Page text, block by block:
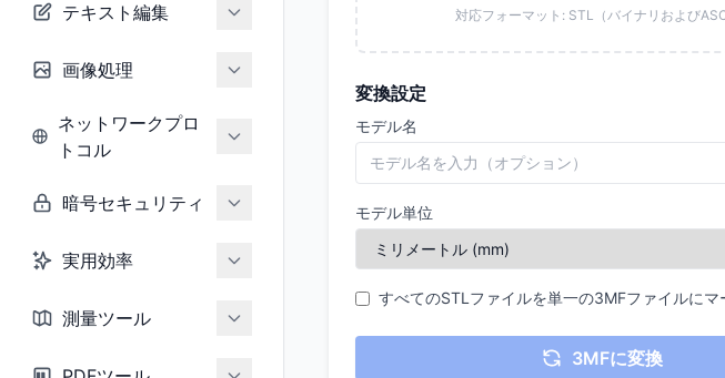
テキスト編集
画像処理
ネットワークプロ
トコル
暗号セキュリティ
実用効率
測量ツール
対応フォーマット: STL（バイナリおよび
変換設定
モデル名
モデル単位
すべてのSTLファイルを単一の3MFファイルにマ
3MFに変換